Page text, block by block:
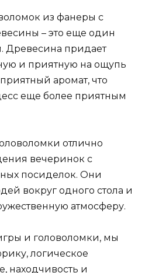
из фанеры с
– это еще один
Древесина придает
и приятную на ощупь
аромат, что
еще более приятным
отлично
вечеринок с
посиделок. Они
вокруг одного стола и
атмосферу.
и головоломки, мы
логическое
находчивость и